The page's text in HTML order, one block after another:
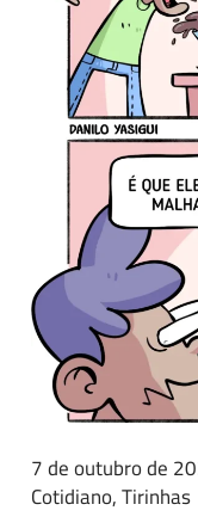
7 de outubro de
Cotidiano,Tirinhas